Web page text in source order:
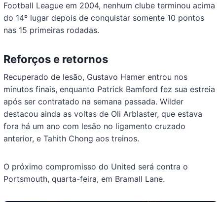
Football League em 2004, nenhum clube terminou acima
do 14º lugar depois de conquistar somente 10 pontos
nas 15 primeiras rodadas.
Reforços e retornos
Recuperado de lesão, Gustavo Hamer entrou nos
minutos finais, enquanto Patrick Bamford fez sua estreia
após ser contratado na semana passada. Wilder
destacou ainda as voltas de Oli Arblaster, que estava
fora há um ano com lesão no ligamento cruzado
anterior, e Tahith Chong aos treinos.
O próximo compromisso do United será contra o
Portsmouth, quarta-feira, em Bramall Lane.